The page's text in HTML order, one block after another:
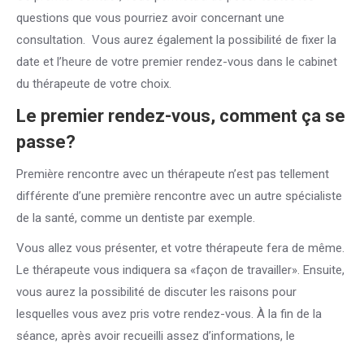
questions que vous pourriez avoir concernant une
consultation. Vous aurez également la possibilité de fixer la
date et l’heure de votre premier rendez-vous dans le cabinet
du thérapeute de votre choix.
Le premier rendez-vous, comment ça se
passe?
Première rencontre avec un thérapeute n’est pas tellement
différente d’une première rencontre avec un autre spécialiste
de la santé, comme un dentiste par exemple.
Vous allez vous présenter, et votre thérapeute fera de même.
Le thérapeute vous indiquera sa «façon de travailler». Ensuite,
vous aurez la possibilité de discuter les raisons pour
lesquelles vous avez pris votre rendez-vous. À la fin de la
séance, après avoir recueilli assez d’informations, le